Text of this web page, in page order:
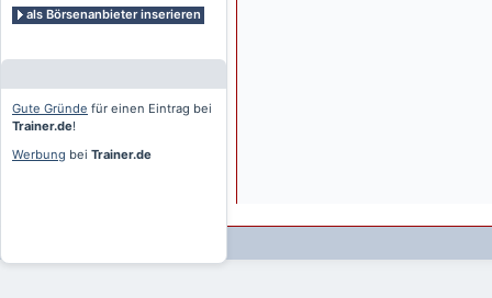
als Börsenanbieter inserieren
Gute Gründe für einen Eintrag bei
Trainer.de!
Werbung bei Trainer.de